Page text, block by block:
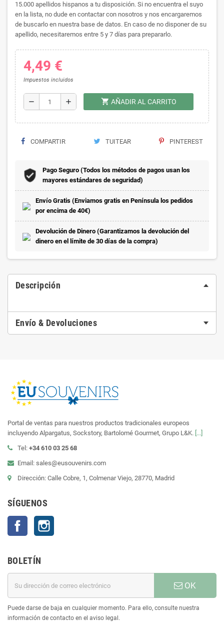
15.000 apellidos hispanos a tu disposición. Si no encuentra el suyo
en la lista, no dude en contactar con nosotros y nos encargaremos
de buscarlo en nuestra base de datos. En caso de no disponer de su
apellido, necesitaremos entre 5 y 7 días para prepararlo.
4,49 €
Impuestos incluidos
remove add shopping_cart AÑADIR AL CARRITO
COMPARTIR TUITEAR PINTEREST
Pago Seguro (Todos los métodos de pagos usan los
mayores estándares de seguridad)
Envío Gratis (Enviamos gratis en Península los pedidos
por encima de 40€)
Devolución de Dinero (Garantizamos la devolución del
dinero en el límite de 30 días de la compra)
Descripción
Envío & Devoluciones
Portal de ventas para nuestros productos tradicionales europeos
incluyendo Alpargatus, Sockstory, Bartolomé Gourmet, Grupo L&K. [...]
Tel: +34 610 03 25 68
Email: sales@eusouvenirs.com
Dirección: Calle Cobre, 1, Colmenar Viejo, 28770, Madrid
SÍGUENOS
Facebook
BOLETÍN
OK
Puede darse de baja en cualquier momento. Para ello, consulte nuestra
información de contacto en el aviso legal.